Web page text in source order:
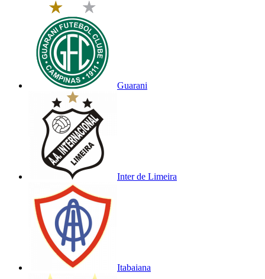
Guarani
Inter de Limeira
Itabaiana